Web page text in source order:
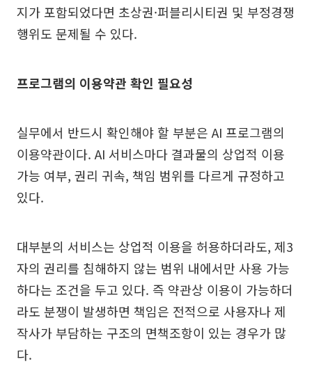
지가 포함되었다면 초상권·퍼블리시티권 및 부정경쟁
행위도 문제될 수 있다.
프로그램의 이용약관 확인 필요성
실무에서 반드시 확인해야 할 부분은 AI 프로그램의
이용약관이다. AI 서비스마다 결과물의 상업적 이용
가능 여부, 권리 귀속, 책임 범위를 다르게 규정하고
있다.
대부분의 서비스는 상업적 이용을 허용하더라도, 제3
자의 권리를 침해하지 않는 범위 내에서만 사용 가능
하다는 조건을 두고 있다. 즉 약관상 이용이 가능하더
라도 분쟁이 발생하면 책임은 전적으로 사용자나 제
작사가 부담하는 구조의 면책조항이 있는 경우가 많
다.